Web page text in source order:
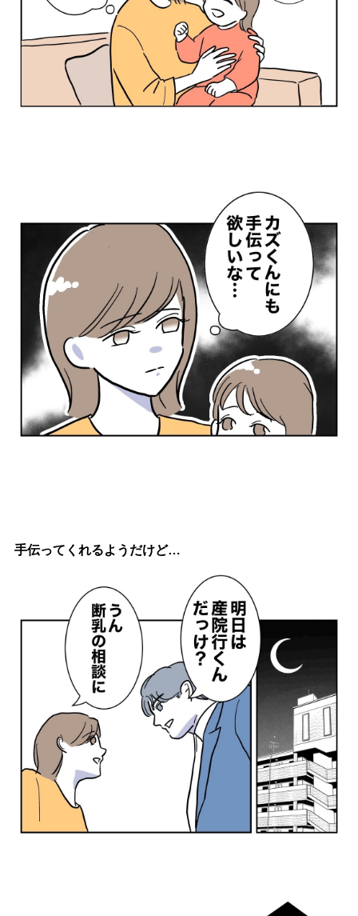
手伝ってくれるようだけど…